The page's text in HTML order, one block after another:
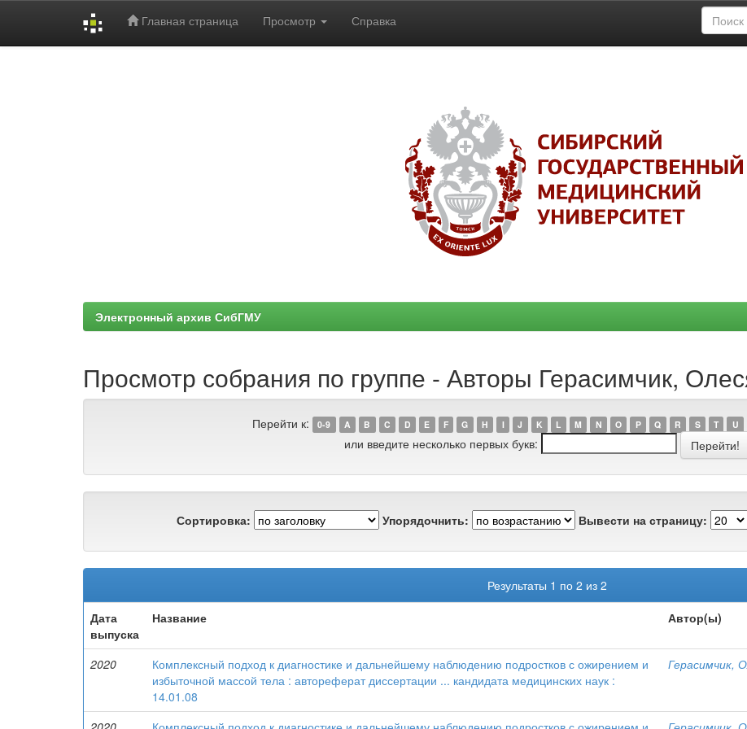
Главная страница Просмотр Справка
Электронный архив СибГМУ
Просмотр собрания по группе - Авторы Герасимчик,
Перейти к: 0-9 A B C D E F G H I J K L M N O P Q R S T U
или введите несколько первых букв:
Сортировка: Упорядочнить: Вывести на страницу:
Результаты 1 по 2 из 2
Дата
выпуска
Название Автор(ы)
2020
Комплексный подход к диагностике и дальнейшему наблюдению подростков с ожирением и
избыточной массой тела : автореферат диссертации ... кандидата медицинских наук :
14.01.08
Герасимчик,